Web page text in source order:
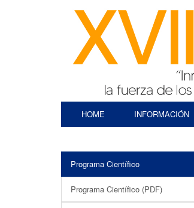
HOME INFORMACIÓN
Programa Científico
Programa Científico (PDF)